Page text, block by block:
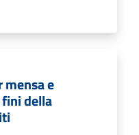
mensa e
della